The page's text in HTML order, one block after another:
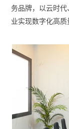
务品牌，以云时
业实现数字化高质